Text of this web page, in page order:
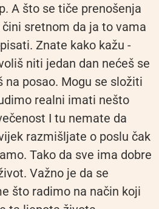
A što se tiče prenošenja
sretnom da ja to vama
Znate kako kažu -
niti jedan dan nećeš se
na posao. Mogu se složiti
realni imati nešto
I tu nemate da
razmišljate o poslu čak
Tako da sve ima dobre
Važno je da se
što radimo na način koji